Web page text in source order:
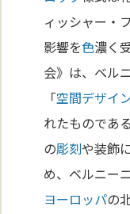
ィッシャー・
影響を色濃く
会》は、ベル
「空間デザイ
れたものであ
の彫刻や装飾
め、ベルニー
ヨーロッパの